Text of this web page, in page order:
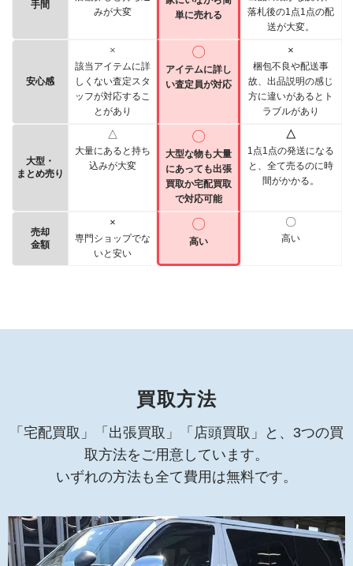
手間
みが大変
単に売れる
落札後の1点1点の配
送が大変。
安心感
×
該当アイテムに詳
しくない査定スタ
ッフが対応するこ
とがあり
〇
アイテムに詳し
い査定員が対応
×
梱包不良や配送事
故、出品説明の感じ
方に違いがあるとト
ラブルがあり
大型・
まとめ売り
△
大量にあると持ち
込みが大変
〇
大型な物も大量
にあっても出張
買取か宅配買取
で対応可能
△
1点1点の発送になる
と、全て売るのに時
間がかかる。
売却
金額
×
専門ショップでな
いと安い
〇
高い
〇
高い
買取方法
「宅配買取」「出張買取」「店頭買取」と、3つの買
取方法をご用意しています。
いずれの方法も全て費用は無料です。